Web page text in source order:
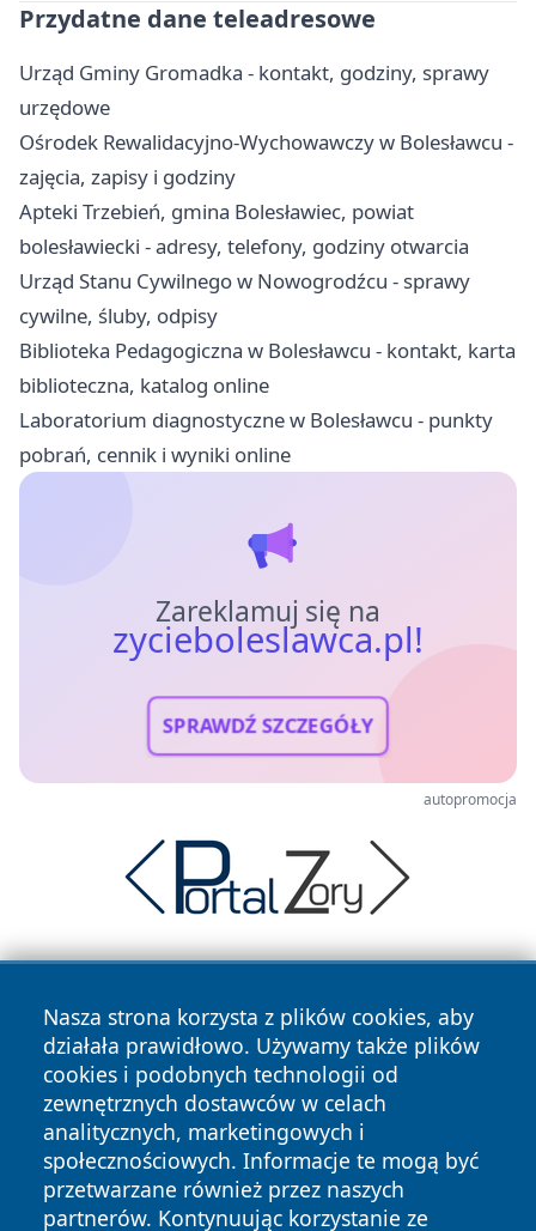
Przydatne dane teleadresowe
Urząd Gminy Gromadka - kontakt, godziny, sprawy
urzędowe
Ośrodek Rewalidacyjno-Wychowawczy w Bolesławcu -
zajęcia, zapisy i godziny
Apteki Trzebień, gmina Bolesławiec, powiat
bolesławiecki - adresy, telefony, godziny otwarcia
Urząd Stanu Cywilnego w Nowogrodźcu - sprawy
cywilne, śluby, odpisy
Biblioteka Pedagogiczna w Bolesławcu - kontakt, karta
biblioteczna, katalog online
Laboratorium diagnostyczne w Bolesławcu - punkty
pobrań, cennik i wyniki online
Zareklamuj się na
zycieboleslawca.pl!
SPRAWDŹ SZCZEGÓŁY
autopromocja
Nasza strona korzysta z plików cookies, aby
działała prawidłowo. Używamy także plików
cookies i podobnych technologii od
zewnętrznych dostawców w celach
analitycznych, marketingowych i
społecznościowych. Informacje te mogą być
przetwarzane również przez naszych
partnerów. Kontynuując korzystanie ze
Copyright © 2026 zycieboleslawca.pl Wszystkie prawa
zastrzeżone.
Polityka Polityka